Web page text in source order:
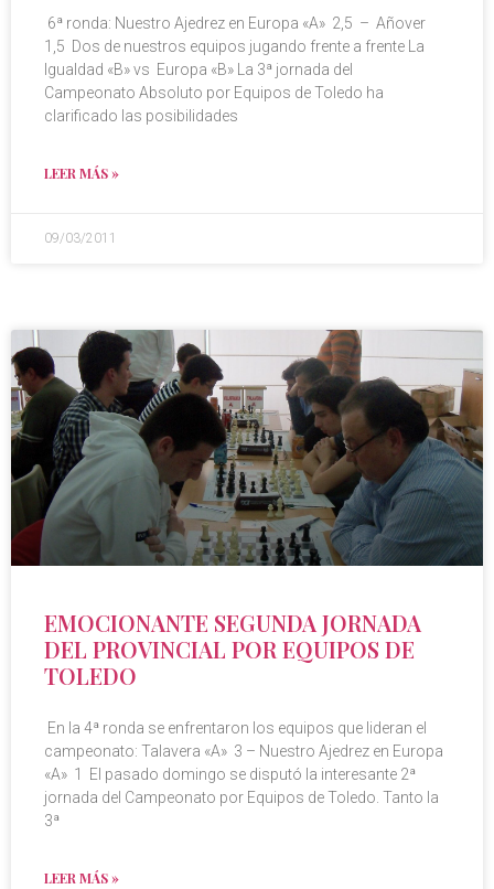
6ª ronda: Nuestro Ajedrez en Europa «A» 2,5 – Añover
1,5 Dos de nuestros equipos jugando frente a frente La
Igualdad «B» vs Europa «B» La 3ª jornada del
Campeonato Absoluto por Equipos de Toledo ha
clarificado las posibilidades
LEER MÁS »
09/03/2011
EMOCIONANTE SEGUNDA JORNADA
DEL PROVINCIAL POR EQUIPOS DE
TOLEDO
En la 4ª ronda se enfrentaron los equipos que lideran el
campeonato: Talavera «A» 3 – Nuestro Ajedrez en Europa
«A» 1 El pasado domingo se disputó la interesante 2ª
jornada del Campeonato por Equipos de Toledo. Tanto la
3ª
LEER MÁS »